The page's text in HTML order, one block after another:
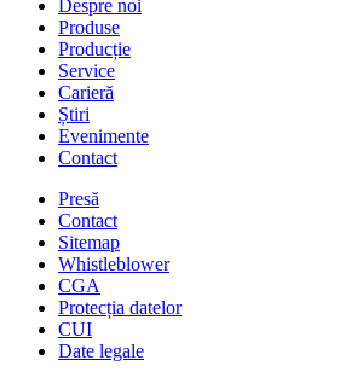
Despre noi
Produse
Producție
Service
Carieră
Știri
Evenimente
Contact
Presă
Contact
Sitemap
Whistleblower
CGA
Protecția datelor
CUI
Date legale